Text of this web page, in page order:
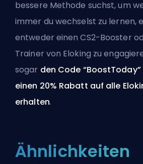
bessere Methode suchst, um
immer du wechselst zu lernen,
entweder einen CS2-Booster
Trainer von Eloking zu
sogar den Code
einen 20% Rabatt auf alle
erhalten.
Ähnlichkeiten